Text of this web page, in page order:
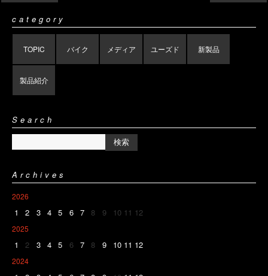
category
TOPIC バイク メディア ユーズド 新製品
製品紹介
Search
Archives
2026
1 2 3 4 5 6 7 8 9 10 11 12
2025
1 2 3 4 5 6 7 8 9 10 11 12
2024